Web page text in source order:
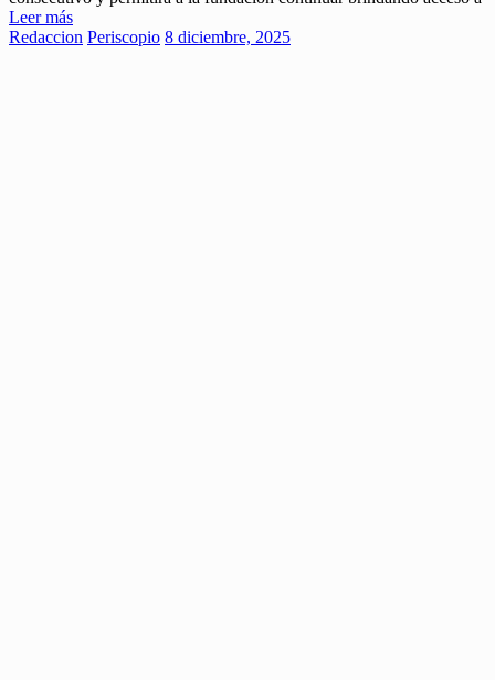
Leer más
Redaccion Periscopio 8 diciembre, 2025